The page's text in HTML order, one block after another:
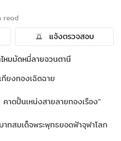
read
แจ้งตรวจสอบ
ยงทองเฉิดฉาย
าดปั้นเหน่งสายลายทองเรือง”
าทสมเด็จพระพุทธยอดฟ้าจุฬาโลก